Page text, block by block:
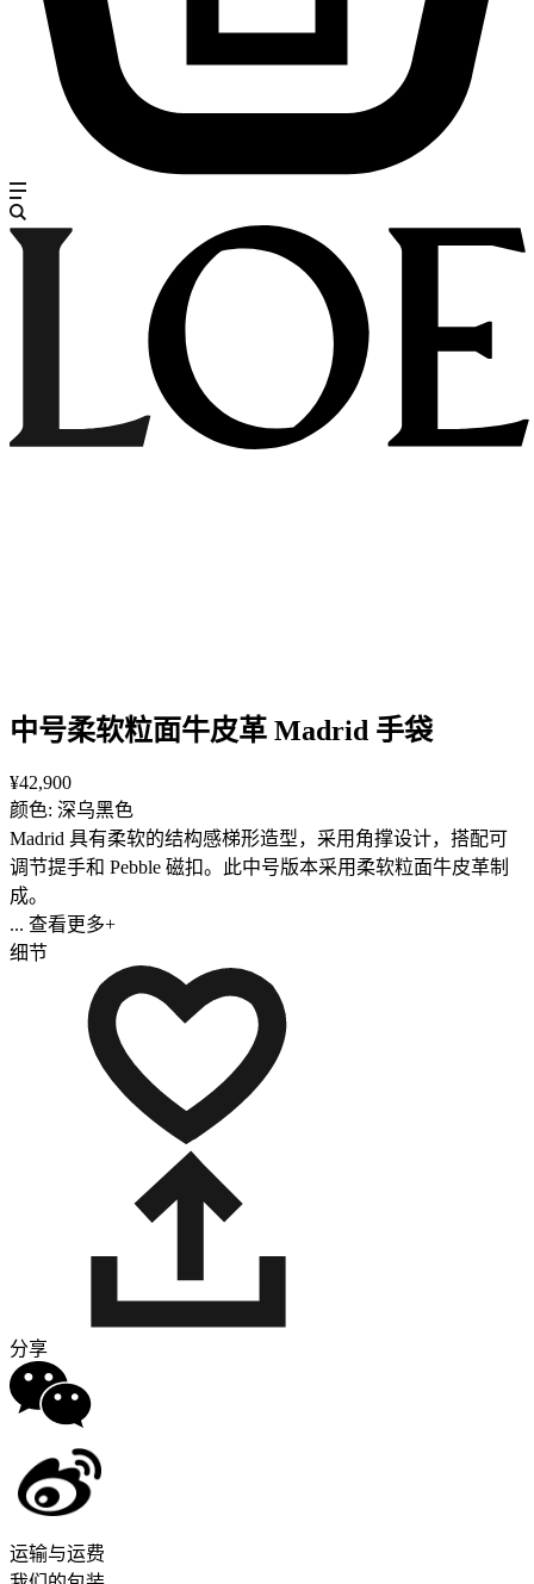
中号柔软粒面牛皮革 Madrid 手袋
¥42,900
颜色: 深乌黑色
Madrid 具有柔软的结构感梯形造型，采用角撑设计，搭配可
调节提手和 Pebble 磁扣。此中号版本采用柔软粒面牛皮革制
成。
... 查看更多+
细节
分享
运输与运费